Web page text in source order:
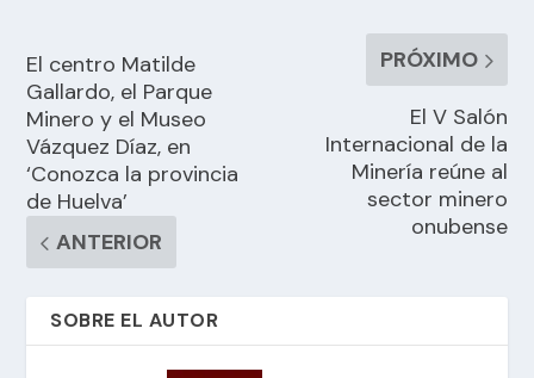
El centro Matilde
Gallardo, el Parque
Minero y el Museo
Vázquez Díaz, en
‘Conozca la provincia
de Huelva’
ANTERIOR
PRÓXIMO
El V Salón
Internacional de la
Minería reúne al
sector minero
onubense
SOBRE EL AUTOR